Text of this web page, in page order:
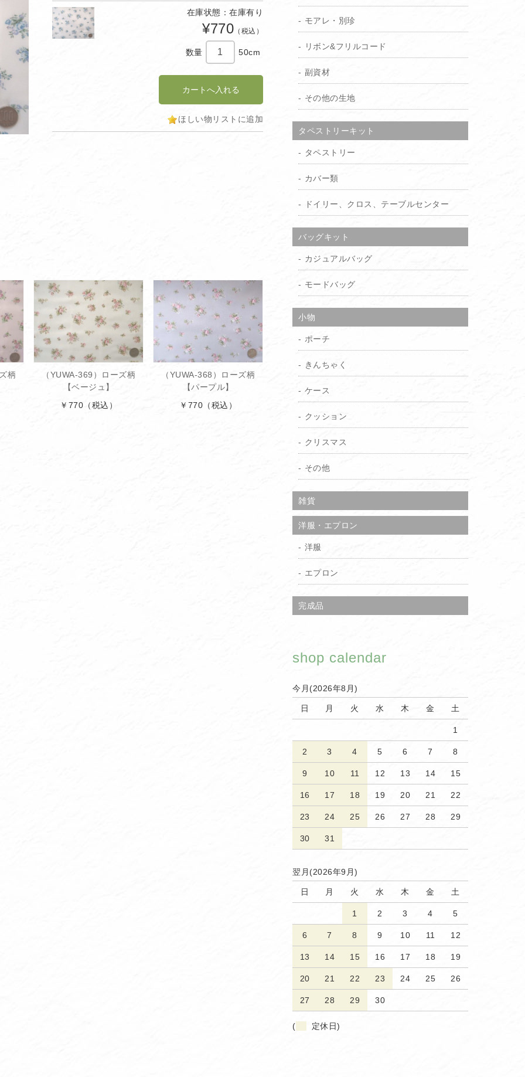
在庫状態：在庫有り
¥770 （税込）
数量 50cm
ほしい物リストに追加
柄
（YUWA-369）ローズ柄
【ベージュ】
￥770 （税込）
（YUWA-368）ローズ柄
【パープル】
￥770 （税込）
モアレ・別珍
リボン&フリルコード
副資材
その他の生地
タペストリーキット
タペストリー
カバー類
ドイリー、クロス、テーブルセンター
バッグキット
カジュアルバッグ
モードバッグ
小物
ポーチ
きんちゃく
ケース
クッション
クリスマス
その他
雑貨
洋服・エプロン
洋服
エプロン
完成品
shop calendar
今月(2026年8月)
日 月 火 水 木 金 土
1
2 3 4 5 6 7 8
9 10 11 12 13 14 15
16 17 18 19 20 21 22
23 24 25 26 27 28 29
30 31
翌月(2026年9月)
日 月 火 水 木 金 土
1 2 3 4 5
6 7 8 9 10 11 12
13 14 15 16 17 18 19
20 21 22 23 24 25 26
27 28 29 30
( 定休日)